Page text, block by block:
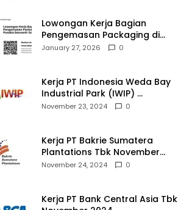
Lowongan Kerja Bagian
Pengemasan Packaging di
Pusaka Souvenir Gallery
January 27, 2026 0
Kerja PT Indonesia Weda Bay
Industrial Park (IWIP)
November 2024
November 23, 2024 0
Kerja PT Bakrie Sumatera
Plantations Tbk November
2024
November 24, 2024 0
Kerja PT Bank Central Asia Tbk